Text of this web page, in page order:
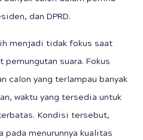
dan DPRD.
menjadi tidak fokus saat
suara. Fokus
calon yang terlampau banyak
waktu yang tersedia untuk
Kondisi tersebut,
pada menurunnya kualitas